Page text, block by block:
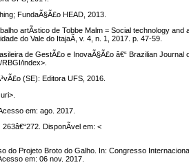
FundaÃ§Ã£o HEAD, 2013.
artÃ­stico de Tobbe Malm = Social technology and
do Vale do ItajaÃ­, v. 4, n. 1, 2017. p. 47-59.
de GestÃ£o e InovaÃ§Ã£o â€“ Brazilian Journal
index>.
(SE): Editora UFS, 2016.
em: ago. 2017.
DisponÃ­vel em: <
do Projeto Broto do Galho. In: Congresso
em: 06 nov. 2017.